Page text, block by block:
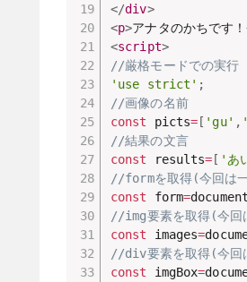
</div>
<p>アナタのかちです！
<script>
//厳格モードでの実行
'use strict' ;
//画像の名前
const picts= [ 'gu' ,
//結果の文言
const results= [ 'あ
//formを取得(今回は
const form=document
//img要素を取得(今回
const images=
//div要素を取得(今
const imgBox=